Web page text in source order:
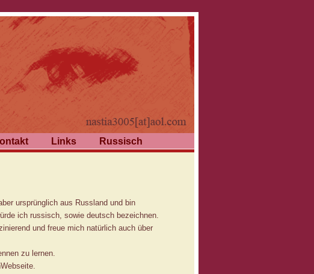
Links Russisch
ursprünglich aus Russland und bin
ich russisch, sowie deutsch bezeichnen.
und freue mich natürlich auch über
zu lernen.